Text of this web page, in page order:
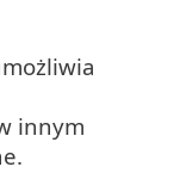
innym